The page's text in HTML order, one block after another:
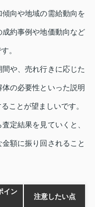
向や地域の需給動向を
約事例や地価動向など
。
や、売れ行きに応じた
の必要性といった説明
ことが望ましいです。
定結果を見ていくと、
額に振り回されること
イン
注意したい点